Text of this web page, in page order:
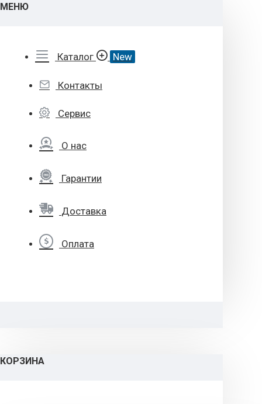
МЕНЮ
Каталог New
Контакты
Сервис
О нас
Гарантии
Доставка
Оплата
КОРЗИНА